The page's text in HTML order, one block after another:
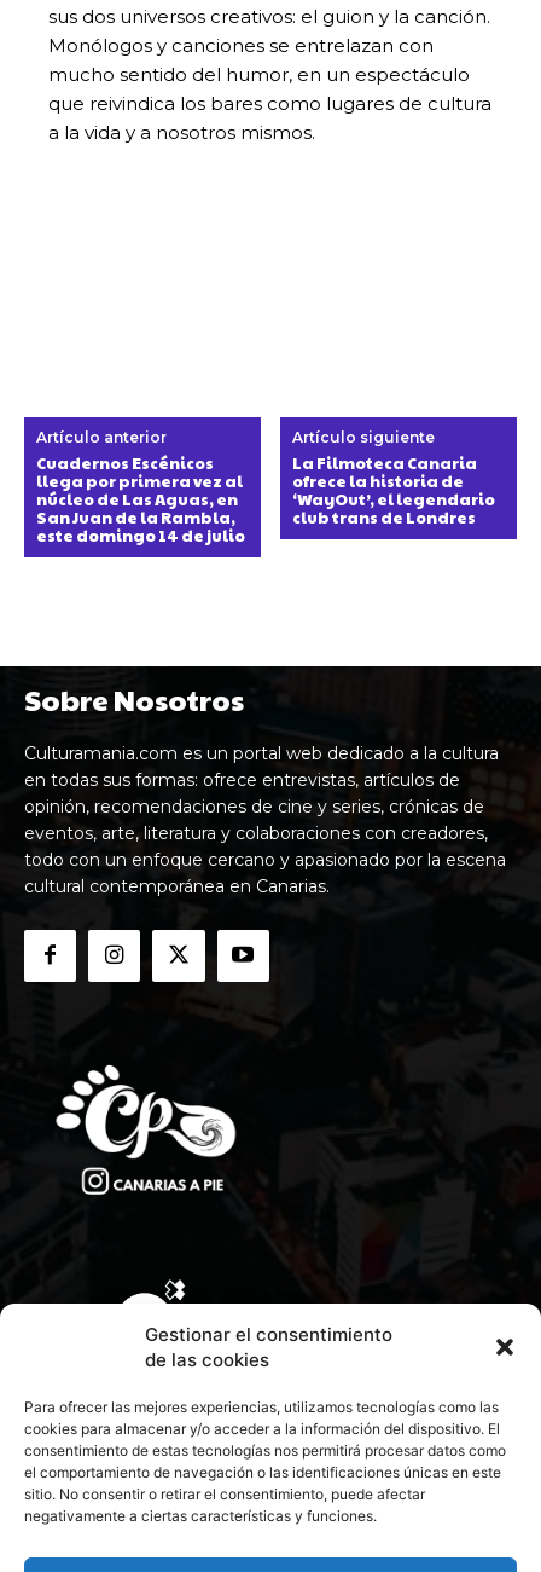
Gestionar el consentimiento
de las cookies
Para ofrecer las mejores experiencias, utilizamos tecnologías como las
cookies para almacenar y/o acceder a la información del dispositivo. El
consentimiento de estas tecnologías nos permitirá procesar datos como
el comportamiento de navegación o las identificaciones únicas en este
sitio. No consentir o retirar el consentimiento, puede afectar
negativamente a ciertas características y funciones.
sus dos universos creativos: el guion y la canción.
Monólogos y canciones se entrelazan con
mucho sentido del humor, en un espectáculo
que reivindica los bares como lugares de cultura
a la vida y a nosotros mismos.
Artículo anterior
Cuadernos Escénicos
llega por primera vez al
núcleo de Las Aguas, en
San Juan de la Rambla,
este domingo 14 de julio
Artículo siguiente
La Filmoteca Canaria
ofrece la historia de
‘WayOut’, el legendario
club trans de Londres
Sobre Nosotros
Culturamania.com es un portal web dedicado a la cultura
en todas sus formas: ofrece entrevistas, artículos de
opinión, recomendaciones de cine y series, crónicas de
eventos, arte, literatura y colaboraciones con creadores,
todo con un enfoque cercano y apasionado por la escena
cultural contemporánea en Canarias.
CONTACTA CON NOSOTROS